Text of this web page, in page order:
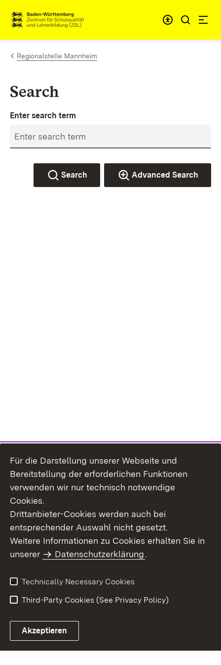
Skip to content
Link to homepage
Regionalstelle Mannheim
Search
Enter search term
Search Advanced Search
Site Map
Contact Us
Imprint
Data Protection
Accessibility
Für die Darstellung unserer Webseite und
Bereitstellung der erforderlichen Funktionen
verwenden wir nur technisch notwendige
Cookies.
Drittanbieter-Cookies werden auch bei
entsprechender Auswahl nicht gesetzt.
Weitere Informationen zu Cookies erhalten Sie in
unserer
Datenschutzerklärung.
Technically Necessary Cookies
Third-Party Cookies (See Privacy Policy)
Akzeptieren